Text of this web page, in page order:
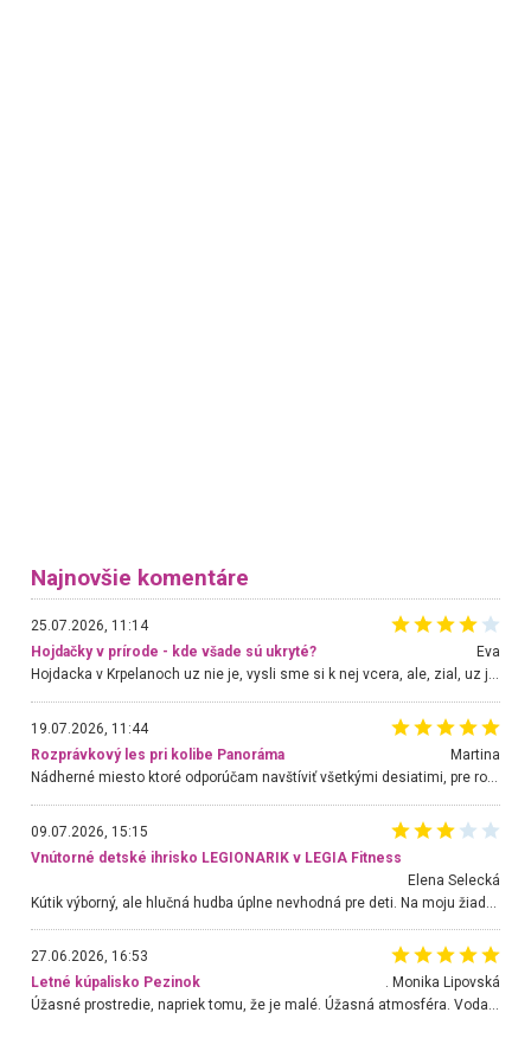
Najnovšie komentáre
25.07.2026, 11:14
Hojdačky v prírode - kde všade sú ukryté?
Eva
Hojdacka v Krpelanoch uz nie je, vysli sme si k nej vcera, ale, zial, uz je znicena. Ak sem planujete cestu len kvoli hojdacke, mozete si ju usetrit. Krasny vyhlad je tu vsak aj bez hojdacky :-)
19.07.2026, 11:44
Rozprávkový les pri kolibe Panoráma
Martina
Nádherné miesto ktoré odporúčam navštíviť všetkými desiatimi, pre rodiny s deťmi, dôchodcom... Proste a jednoducho ozaj rozprávkový les.. určite ešte prídeme. Odniesli sme si na pamiatku krásne tričká,
09.07.2026, 15:15
Vnútorné detské ihrisko LEGIONARIK v LEGIA Fitness
Elena Selecká
27.06.2026, 16:53
Letné kúpalisko Pezinok
. Monika Lipovská
Úžasné prostredie, napriek tomu, že je malé. Úžasná atmosféra. Voda fantastická a nádherná. Ľudí je pomerne veľa, ale su mili a ohľaduplní. Je veľmi zaujímavé sledovať, ako dokážu spolu športovať cudzí ľudia a bez ohľadu na vek. Vládne tu pohoda. Vnuka neviem dostať z vody. Ďakujem za krásny deň . Urcite sa sem vrátim. Jediný problém je s parkovaním, ale aj ten sa mi podarilo vyriešiť. Monika Bratislava